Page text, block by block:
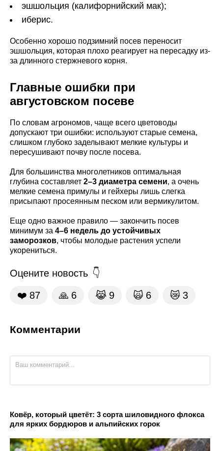
эшшольция (калифорнийский мак);
иберис.
Особенно хорошо подзимний посев переносит
эшшольция, которая плохо реагирует на пересадку из-
за длинного стержневого корня.
Главные ошибки при
августовском посеве
По словам агрономов, чаще всего цветоводы
допускают три ошибки: используют старые семена,
слишком глубоко заделывают мелкие культуры и
пересушивают почву после посева.
Для большинства многолетников оптимальная
глубина составляет 2–3 диаметра семени, а очень
мелкие семена примулы и гейхеры лишь слегка
присыпают просеянным песком или вермикулитом.
Еще одно важное правило — закончить посев
минимум за 4–6 недель до устойчивых
заморозков, чтобы молодые растения успели
укорениться.
Оцените новость
❤️ 87 🙏 6 😹 9 🙀 6 😿 3
Комментарии
Ковёр, который цветёт: 3 сорта шиловидного флокса
для ярких бордюров и альпийских горок